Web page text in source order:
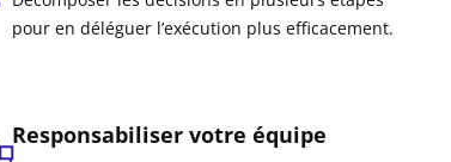
pour en déléguer l’exécution plus efficacement.
Responsabiliser votre équipe